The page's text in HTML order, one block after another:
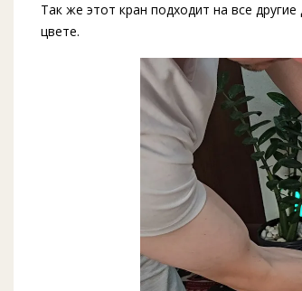
Так же этот кран подходит на все
цвете.